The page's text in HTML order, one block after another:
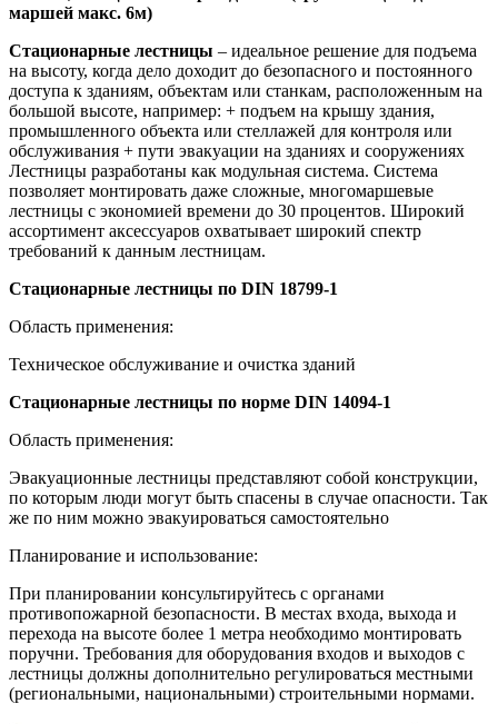
маршей макс. 6м)
Стационарные лестницы – идеальное решение для подъема
на высоту, когда дело доходит до безопасного и постоянного
доступа к зданиям, объектам или станкам, расположенным на
большой высоте, например: + подъем на крышу здания,
промышленного объекта или стеллажей для контроля или
обслуживания + пути эвакуации на зданиях и сооружениях
Лестницы разработаны как модульная система. Система
позволяет монтировать даже сложные, многомаршевые
лестницы с экономией времени до 30 процентов. Широкий
ассортимент аксессуаров охватывает широкий спектр
требований к данным лестницам.
Стационарные лестницы по DIN 18799-1
Область применения:
Техническое обслуживание и очистка зданий
Стационарные лестницы по норме DIN 14094-1
Область применения:
Эвакуационные лестницы представляют собой конструкции,
по которым люди могут быть спасены в случае опасности. Так
же по ним можно эвакуироваться самостоятельно
Планирование и использование:
При планировании консультируйтесь с органами
противопожарной безопасности. В местах входа, выхода и
перехода на высоте более 1 метра необходимо монтировать
поручни. Требования для оборудования входов и выходов с
лестницы должны дополнительно регулироваться местными
(региональными, национальными) строительными нормами.